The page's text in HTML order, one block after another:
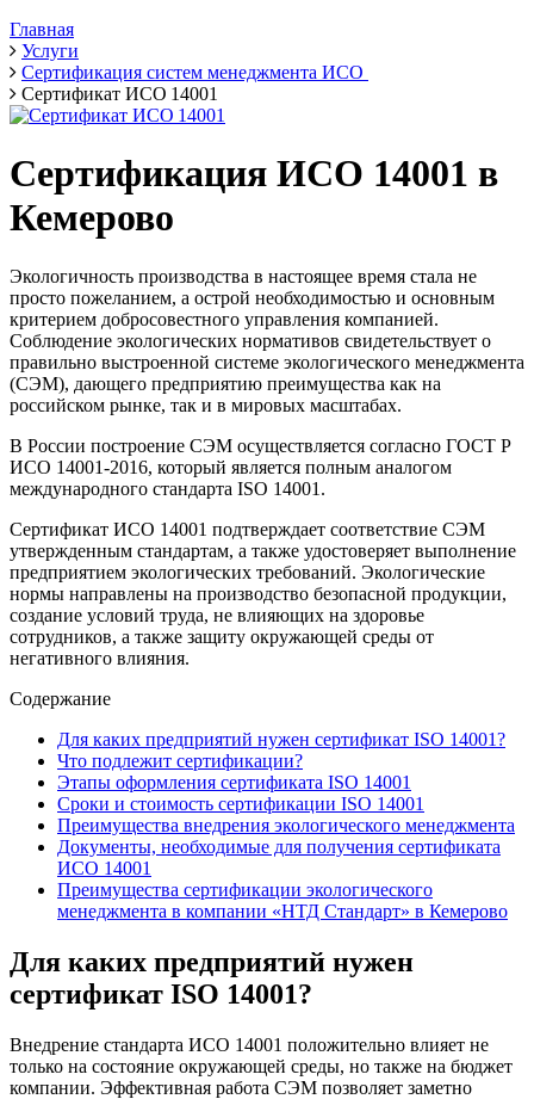
Главная
Услуги
Сертификация систем менеджмента ИСО
Сертификат ИСО 14001
Сертификация ИСО 14001 в
Кемерово
Экологичность производства в настоящее время стала не
просто пожеланием, а острой необходимостью и основным
критерием добросовестного управления компанией.
Соблюдение экологических нормативов свидетельствует о
правильно выстроенной системе экологического менеджмента
(СЭМ), дающего предприятию преимущества как на
российском рынке, так и в мировых масштабах.
В России построение СЭМ осуществляется согласно ГОСТ Р
ИСО 14001-2016, который является полным аналогом
международного стандарта ISO 14001.
Сертификат ИСО 14001 подтверждает соответствие СЭМ
утвержденным стандартам, а также удостоверяет выполнение
предприятием экологических требований. Экологические
нормы направлены на производство безопасной продукции,
создание условий труда, не влияющих на здоровье
сотрудников, а также защиту окружающей среды от
негативного влияния.
Содержание
Для каких предприятий нужен сертификат ISO 14001?
Что подлежит сертификации?
Этапы оформления сертификата ISO 14001
Сроки и стоимость сертификации ISO 14001
Преимущества внедрения экологического менеджмента
Документы, необходимые для получения сертификата
ИСО 14001
Преимущества сертификации экологического
менеджмента в компании «НТД Стандарт» в Кемерово
Для каких предприятий нужен
сертификат ISO 14001?
Внедрение стандарта ИСО 14001 положительно влияет не
только на состояние окружающей среды, но также на бюджет
компании. Эффективная работа СЭМ позволяет заметно